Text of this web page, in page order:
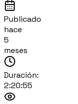
Publicado
hace
5
meses
Duración:
2:20:55